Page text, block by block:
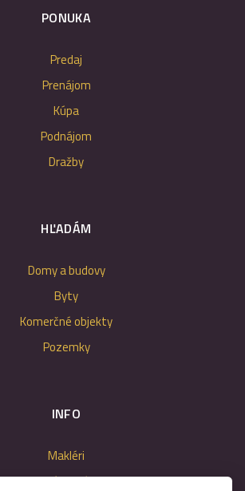
PONUKA
Predaj
Prenájom
Kúpa
Podnájom
Dražby
HĽADÁM
Domy a budovy
Byty
Komerčné objekty
Pozemky
INFO
Makléri
Napíšte nám